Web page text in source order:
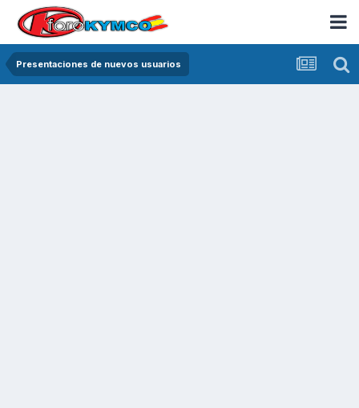
Presentaciones de nuevos usuarios